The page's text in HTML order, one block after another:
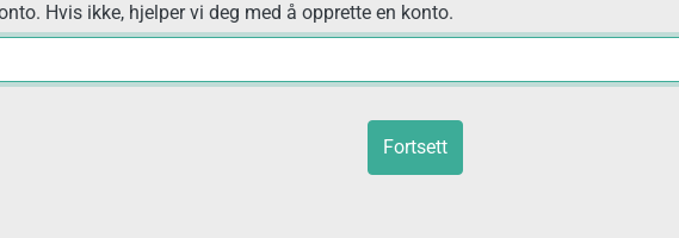
Hvis ikke, hjelper vi deg med å opprette en konto.
Fortsett